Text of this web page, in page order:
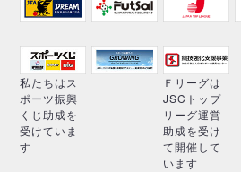
私たちはス
ポーツ振興
くじ助成を
受けていま
す
Ｆリーグは
JSCトップ
リーグ運営
助成を受け
て開催して
います